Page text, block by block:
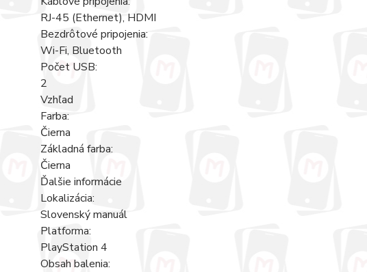
RJ-45 (Ethernet), HDMI
Bezdrôtové pripojenia:
Wi-Fi, Bluetooth
Počet USB:
2
Vzhľad
Farba:
Čierna
Základná farba:
Čierna
Ďalšie informácie
Lokalizácia:
Slovenský manuál
Platforma:
PlayStation 4
Obsah balenia: